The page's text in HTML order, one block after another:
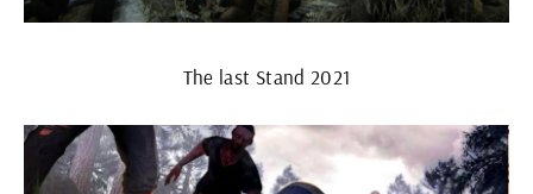
The last Stand 2021